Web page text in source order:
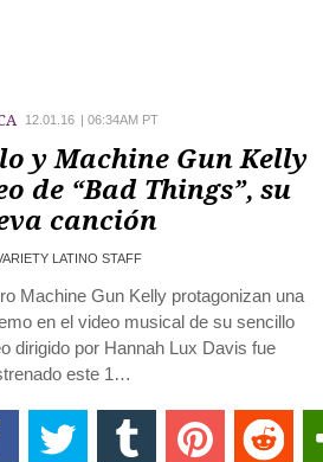
12.01.16 | 06:34AM PT
y Machine Gun Kelly
de “Bad Things”, su
canción
LATINO STAFF
Machine Gun Kelly protagonizan una
en el video musical de su sencillo
dirigido por Hannah Lux Davis fue
este 1…